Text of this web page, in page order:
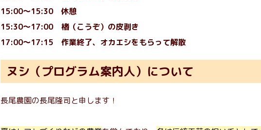
15:00～15:30 休憩
15:30～17:00 楮（こうぞ）の皮剥き
17:00～17:15 作業終了、オカエシをもらって解散
ヌシ（プログラム案内人）について
長尾農園の長尾隆司と申します！